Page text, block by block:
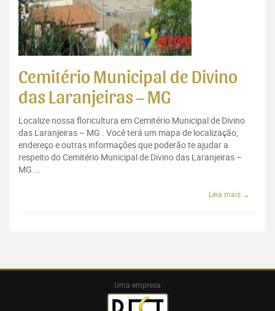
Cemitério Municipal de Divino
das Laranjeiras – MG
Localize nossa floricultura em Cemitério Municipal de Divino
das Laranjeiras – MG . Você terá um mapa de localização,
endereço e outras informações que poderão te ajudar a
respeito do Cemitério Municipal de Divino das Laranjeiras –
MG ...
Leia mais →
Uma empresa